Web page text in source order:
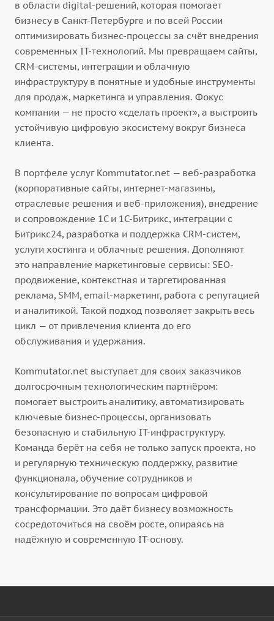
в области digital-решений, которая помогает
бизнесу в Санкт-Петербурге и по всей России
оптимизировать бизнес-процессы за счёт внедрения
современных IT-технологий. Мы превращаем сайты,
CRM-системы, интеграции и облачную
инфраструктуру в понятные и удобные инструменты
для продаж, маркетинга и управления. Фокус
компании — не просто «сделать проект», а выстроить
устойчивую цифровую экосистему вокруг бизнеса
клиента.
В портфеле услуг Kommutator.net — веб-разработка
(корпоративные сайты, интернет-магазины,
отраслевые решения и веб-приложения), внедрение
и сопровождение 1С и 1С-Битрикс, интеграции с
Битрикс24, разработка и поддержка CRM-систем,
услуги хостинга и облачные решения. Дополняют
это направление маркетинговые сервисы: SEO-
продвижение, контекстная и таргетированная
реклама, SMM, email-маркетинг, работа с репутацией
и аналитикой. Такой подход позволяет закрыть весь
цикл — от привлечения клиента до его
обслуживания и удержания.
Kommutator.net выступает для своих заказчиков
долгосрочным технологическим партнёром:
помогает выстроить аналитику, автоматизировать
ключевые бизнес-процессы, организовать
безопасную и стабильную IT-инфраструктуру.
Команда берёт на себя не только запуск проекта, но
и регулярную техническую поддержку, развитие
функционала, обучение сотрудников и
консультирование по вопросам цифровой
трансформации. Это даёт бизнесу возможность
сосредоточиться на своём росте, опираясь на
надёжную и современную IT-основу.